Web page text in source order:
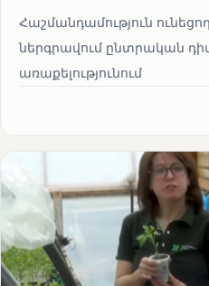
Հաշմանդամություն
ներգրավում ընտրական
առաքելությունում